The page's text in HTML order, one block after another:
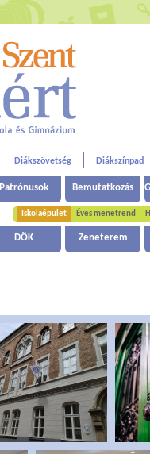
Diákszövetség Diákszínpad
Patrónusok Bemutatkozás
Iskolaépület Éves menetrend
DÖK Zeneterem